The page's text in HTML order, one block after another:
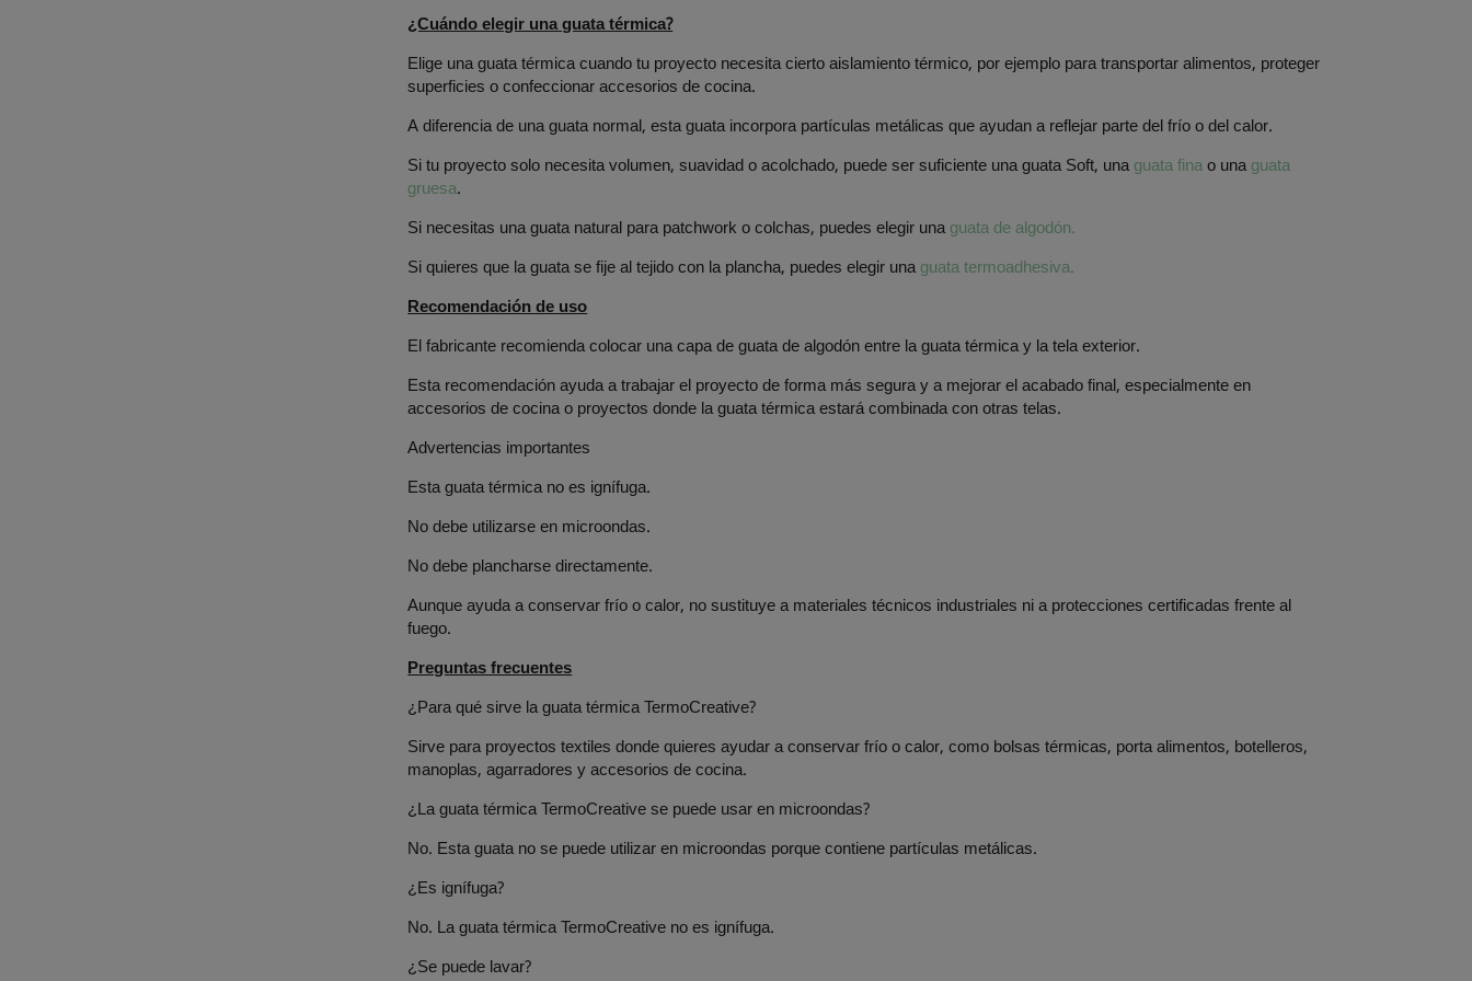
¿Cuándo elegir una guata térmica?
Elige una guata térmica cuando tu proyecto necesita cierto aislamiento térmico, por ejemplo para transportar alimentos, proteger
superficies o confeccionar accesorios de cocina.
A diferencia de una guata normal, esta guata incorpora partículas metálicas que ayudan a reflejar parte del frío o del calor.
Si tu proyecto solo necesita volumen, suavidad o acolchado, puede ser suficiente una guata Soft, unaguata finao unaguata
gruesa.
Si necesitas una guata natural para patchwork o colchas, puedes elegir unaguata de algodón.
Si quieres que la guata se fije al tejido con la plancha, puedes elegir unaguata termoadhesiva.
Recomendación de uso
El fabricante recomienda colocar una capa de guata de algodón entre la guata térmica y la tela exterior.
Esta recomendación ayuda a trabajar el proyecto de forma más segura y a mejorar el acabado final, especialmente en
accesorios de cocina o proyectos donde la guata térmica estará combinada con otras telas.
Advertencias importantes
Esta guata térmica no es ignífuga.
No debe utilizarse en microondas.
No debe plancharse directamente.
Aunque ayuda a conservar frío o calor, no sustituye a materiales técnicos industriales ni a protecciones certificadas frente al
fuego.
Preguntas frecuentes
¿Para qué sirve la guata térmica TermoCreative?
Sirve para proyectos textiles donde quieres ayudar a conservar frío o calor, como bolsas térmicas, porta alimentos, botelleros,
manoplas, agarradores y accesorios de cocina.
¿La guata térmica TermoCreative se puede usar en microondas?
No. Esta guata no se puede utilizar en microondas porque contiene partículas metálicas.
¿Es ignífuga?
No. La guata térmica TermoCreative no es ignífuga.
¿Se puede lavar?